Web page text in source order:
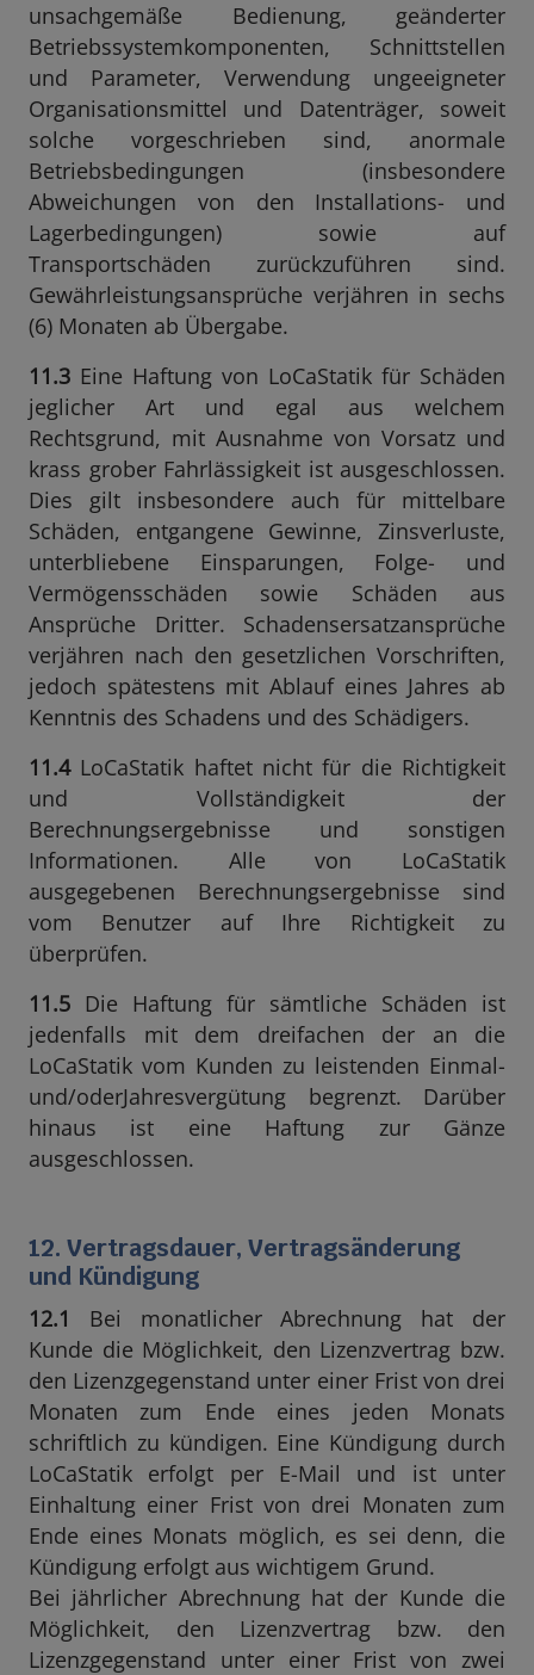
unsachgemäße Bedienung, geänderter
Betriebssystemkomponenten, Schnittstellen
und Parameter, Verwendung ungeeigneter
Organisationsmittel und Datenträger, soweit
solche vorgeschrieben sind, anormale
Betriebsbedingungen (insbesondere
Abweichungen von den Installations- und
Lagerbedingungen) sowie auf
Transportschäden zurückzuführen sind.
Gewährleistungsansprüche verjähren in sechs
(6) Monaten ab Übergabe.
11.3 Eine Haftung von LoCaStatik für Schäden
jeglicher Art und egal aus welchem
Rechtsgrund, mit Ausnahme von Vorsatz und
krass grober Fahrlässigkeit ist ausgeschlossen.
Dies gilt insbesondere auch für mittelbare
Schäden, entgangene Gewinne, Zinsverluste,
unterbliebene Einsparungen, Folge- und
Vermögensschäden sowie Schäden aus
Ansprüche Dritter. Schadensersatzansprüche
verjähren nach den gesetzlichen Vorschriften,
jedoch spätestens mit Ablauf eines Jahres ab
Kenntnis des Schadens und des Schädigers.
11.4LoCaStatik haftet nicht für die Richtigkeit
und Vollständigkeit der
Berechnungsergebnisse und sonstigen
Informationen. Alle von LoCaStatik
ausgegebenen Berechnungsergebnisse sind
vom Benutzer auf Ihre Richtigkeit zu
überprüfen.
11.5 Die Haftung für sämtliche Schäden ist
jedenfalls mit dem dreifachen der an die
LoCaStatik vom Kunden zu leistenden Einmal-
und/oderJahresvergütung begrenzt. Darüber
hinaus ist eine Haftung zur Gänze
ausgeschlossen.
12. Vertragsdauer, Vertragsänderung
und Kündigung
12.1
Bei monatlicher Abrechnung hat der
Kunde die Möglichkeit, den Lizenzvertrag bzw.
den Lizenzgegenstand unter einer Frist von drei
Monaten zum Ende eines jeden Monats
schriftlich zu kündigen. Eine Kündigung durch
LoCaStatik erfolgt per E-Mail und ist unter
Einhaltung einer Frist von drei Monaten zum
Ende eines Monats möglich, es sei denn, die
Kündigung erfolgt aus wichtigem Grund.
Bei jährlicher Abrechnung hat der Kunde die
Möglichkeit, den Lizenzvertrag bzw. den
Lizenzgegenstand unter einer Frist von zwei